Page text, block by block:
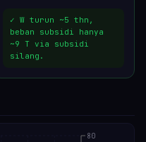
✓ W turun ~5 thn,
beban subsidi hanya
~9 T via subsidi
silang.
80